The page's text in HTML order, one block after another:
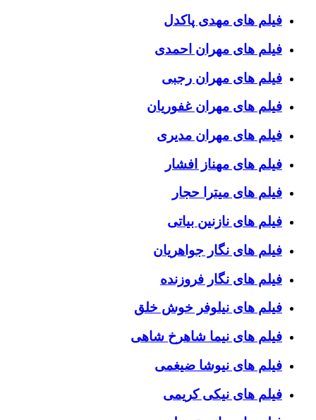
فیلم های مهدی پاکدل
فیلم های مهران احمدی
فیلم های مهران رجبی
فیلم های مهران غفوریان
فیلم های مهران مدیری
فیلم های مهناز افشار
فیلم های میترا حجار
فیلم های نازنین بیاتی
فیلم های نگار جواهریان
فیلم های نگار فروزنده
فیلم های نیلوفر خوش خلق
فیلم های نیما شاهرخ شاهی
فیلم های نیوشا ضیغمی
فیلم های نیکی کریمی